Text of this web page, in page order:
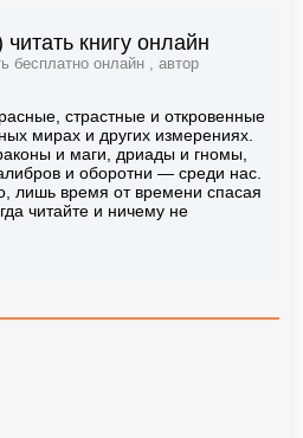
книгу онлайн
бесплатно онлайн , автор
страстные и откровенные
мирах и других измерениях.
и маги, дриады и гномы,
и оборотни — среди нас.
лишь время от времени спасая
читайте и ничему не